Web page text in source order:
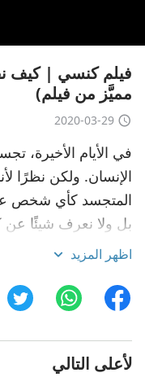
فيلم كنسي | كيف
مميَّز من فيلم)
2020-03-29
في الأيام الأخيرة،
الإنسان. ولكن نظرًا
المتجسد كأي شخص
بل ولا نعرف شيئًا عن
أن في قدرتنا اتباع
صورة الرب يسوع
يتضح أن فهم حقيقة
بالله. إذًا ما هو
اظهر المزيد
لأعلى التالي